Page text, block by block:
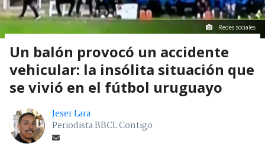
Redes sociales
Un balón provocó un accidente
vehicular: la insólita situación que
se vivió en el fútbol uruguayo
Jeser Lara
Periodista BBCL Contigo